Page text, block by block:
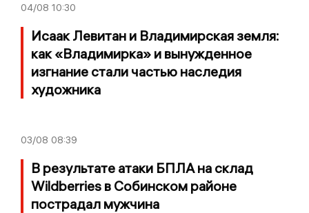
04/08 10:30
Исаак Левитан и Владимирская земля:
как «Владимирка» и вынужденное
изгнание стали частью наследия
художника
03/08 08:39
В результате атаки БПЛА на склад
Wildberries в Собинском районе
пострадал мужчина